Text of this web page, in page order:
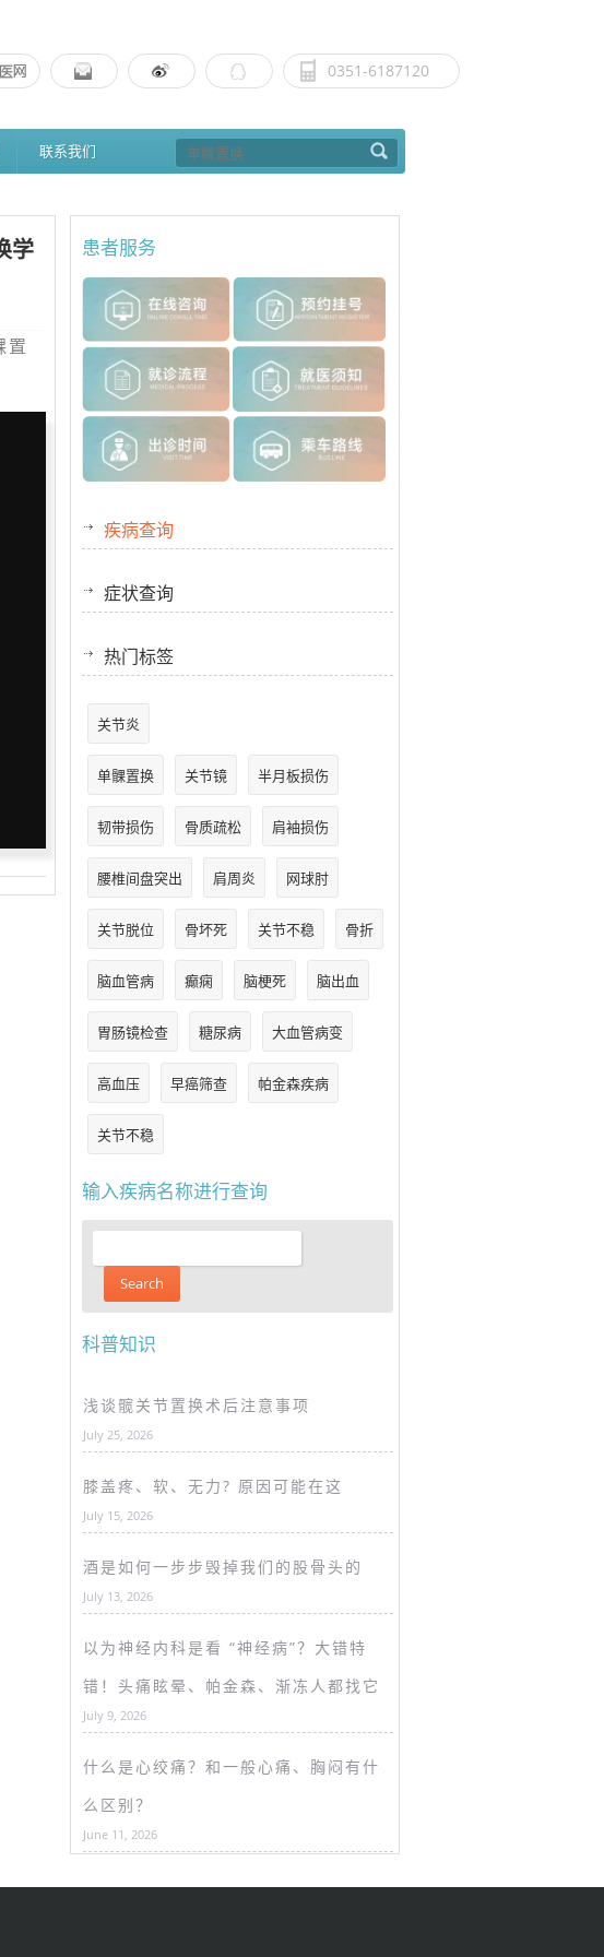
0351-6187120
联系我们
学
置
患者服务
疾病查询
症状查询
热门标签
关节炎
单髁置换 关节镜 半月板损伤
韧带损伤 骨质疏松 肩袖损伤
腰椎间盘突出 肩周炎 网球肘
关节脱位 骨坏死 关节不稳 骨折
脑血管病 癫痫 脑梗死 脑出血
胃肠镜检查 糖尿病 大血管病变
高血压 早癌筛查 帕金森疾病
关节不稳
输入疾病名称进行查询
科普知识
浅谈髋关节置换术后注意事项
July 25, 2026
膝盖疼、软、无力? 原因可能在这
July 15, 2026
酒是如何一步步毁掉我们的股骨头的
July 13, 2026
以为神经内科是看 “神经病”？大错特
错！头痛眩晕、帕金森、渐冻人都找它
July 9, 2026
什么是心绞痛？和一般心痛、胸闷有什
么区别？
June 11, 2026